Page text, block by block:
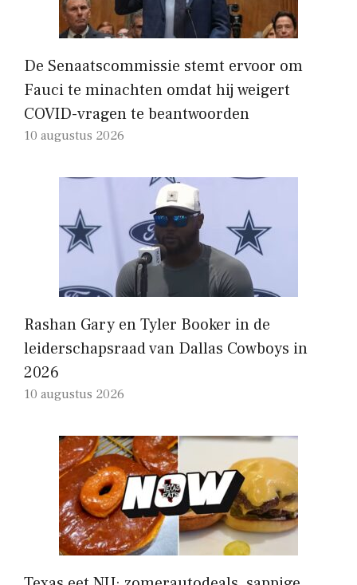
De Senaatscommissie stemt ervoor om
Fauci te minachten omdat hij weigert
COVID-vragen te beantwoorden
10 augustus 2026
Rashan Gary en Tyler Booker in de
leiderschapsraad van Dallas Cowboys in
2026
10 augustus 2026